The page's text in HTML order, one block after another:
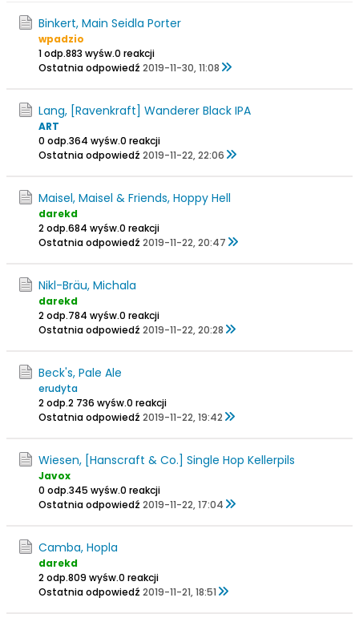
Binkert, Main Seidla Porter
wpadzio
1 odp.883 wyśw.0 reakcji
Ostatnia odpowiedź 2019-11-30, 11:08
Lang, [Ravenkraft] Wanderer Black IPA
ART
0 odp.364 wyśw.0 reakcji
Ostatnia odpowiedź 2019-11-22, 22:06
Maisel, Maisel & Friends, Hoppy Hell
darekd
2 odp.684 wyśw.0 reakcji
Ostatnia odpowiedź 2019-11-22, 20:47
Nikl-Bräu, Michala
darekd
2 odp.784 wyśw.0 reakcji
Ostatnia odpowiedź 2019-11-22, 20:28
Beck's, Pale Ale
erudyta
2 odp.2 736 wyśw.0 reakcji
Ostatnia odpowiedź 2019-11-22, 19:42
Wiesen, [Hanscraft & Co.] Single Hop Kellerpils
Javox
0 odp.345 wyśw.0 reakcji
Ostatnia odpowiedź 2019-11-22, 17:04
Camba, Hopla
darekd
2 odp.809 wyśw.0 reakcji
Ostatnia odpowiedź 2019-11-21, 18:51